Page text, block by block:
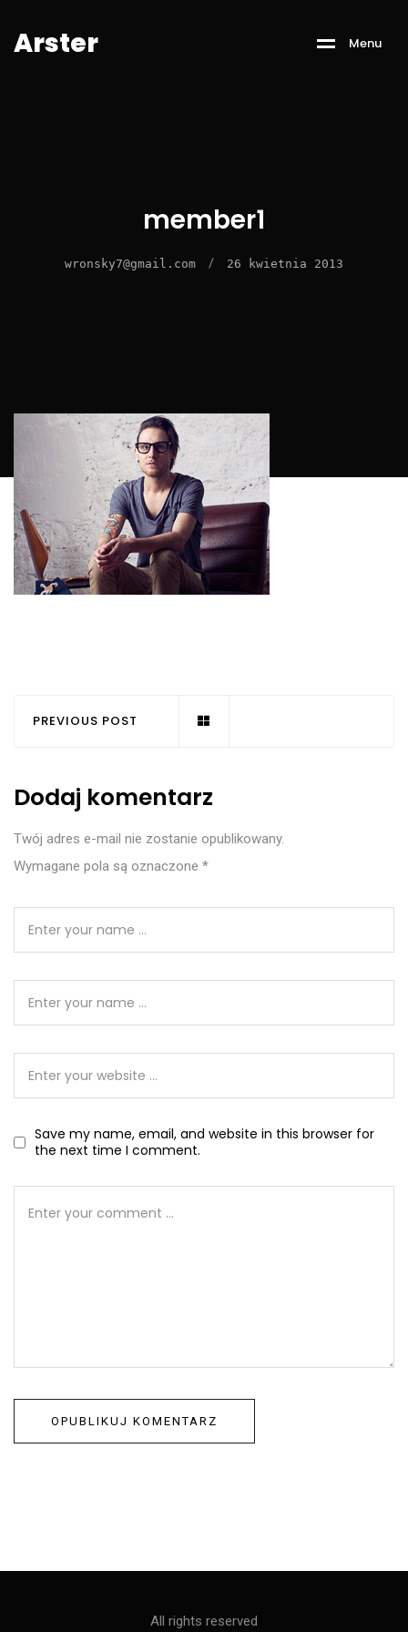
Arster Menu
member1
wronsky7@gmail.com / 26 kwietnia 2013
PREVIOUS POST
Dodaj komentarz
Twój adres e-mail nie zostanie opublikowany.
Wymagane pola są oznaczone *
Save my name, email, and website in this browser for
the next time I comment.
All rights reserved